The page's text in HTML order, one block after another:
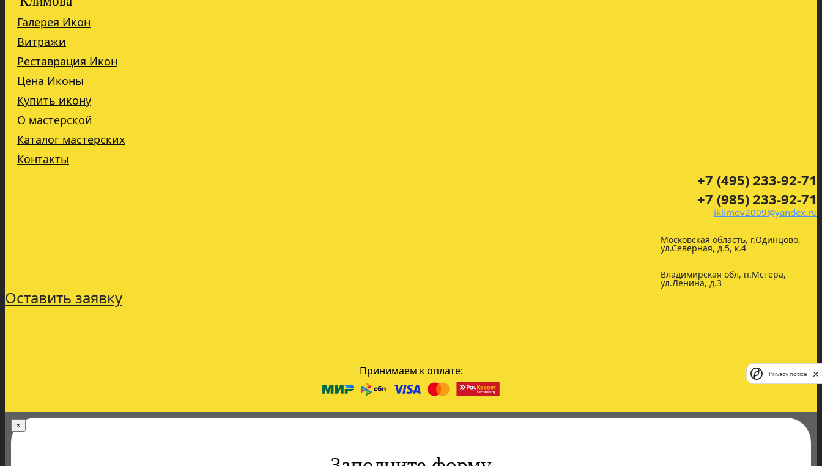
Галерея Икон
Витражи
Реставрация Икон
Цена Иконы
Купить икону
О мастерской
Каталог мастерских
Контакты
+7 (495) 233-92-71
+7 (985) 233-92-71
iklimov2009@yandex.ru
Московская область, г.Одинцово,
ул.Северная, д.5, к.4
Владимирская обл, п.Мстера,
ул.Ленина, д.3
Оставить заявку
Принимаем к оплате:
×
Privacy notice